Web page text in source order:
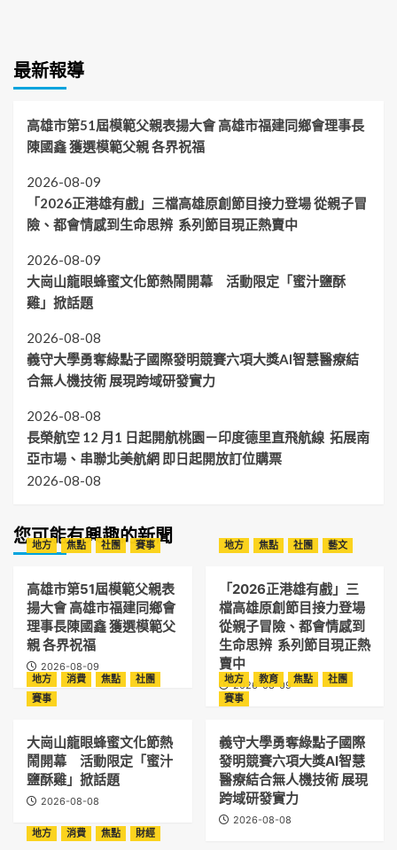
最新報導
高雄市第51屆模範父親表揚大會 高雄市福建同鄉會理事長
陳國鑫 獲選模範父親 各界祝福
2026-08-09
「2026正港雄有戲」三檔高雄原創節目接力登場 從親子冒
險、都會情感到生命思辨 系列節目現正熱賣中
2026-08-09
大崗山龍眼蜂蜜文化節熱鬧開幕 活動限定「蜜汁鹽酥
雞」掀話題
2026-08-08
義守大學勇奪綠點子國際發明競賽六項大獎AI智慧醫療結
合無人機技術 展現跨域研發實力
2026-08-08
長榮航空 12 月1 日起開航桃園－印度德里直飛航線 拓展南
亞市場、串聯北美航網 即日起開放訂位購票
2026-08-08
您可能有興趣的新聞
地方 焦點 社團 賽事
高雄市第51屆模範父親表
揚大會 高雄市福建同鄉會
理事長陳國鑫 獲選模範父
親 各界祝福
2026-08-09
地方 焦點 社團 藝文
「2026正港雄有戲」三
檔高雄原創節目接力登場
從親子冒險、都會情感到
生命思辨 系列節目現正熱
賣中
2026-08-09
地方 消費 焦點
社團
賽事
大崗山龍眼蜂蜜文化節熱
鬧開幕 活動限定「蜜汁
鹽酥雞」掀話題
2026-08-08
地方 教育 焦點
社團
賽事
義守大學勇奪綠點子國際
發明競賽六項大獎AI智慧
醫療結合無人機技術 展現
跨域研發實力
2026-08-08
地方
消費 焦點 財經